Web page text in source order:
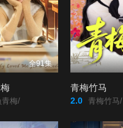
全91集
梅/
青梅竹马
2.0 青梅竹马/